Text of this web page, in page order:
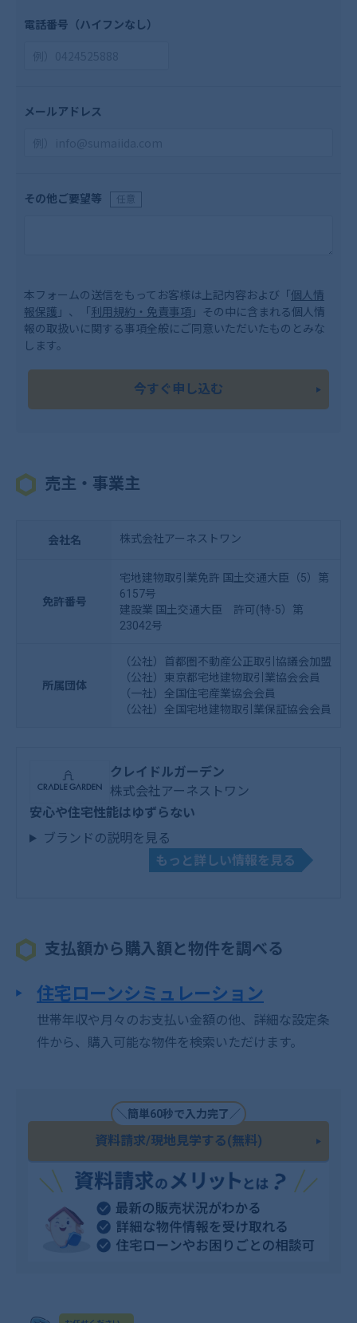
電話番号 （ハイフンなし）
メールアドレス
その他ご要望等 任意
本フォームの送信をもってお客様は上記内容および「 個人情
報保護 」、「 利用規約・免責事項 」その中に含まれる個人情
報の取扱いに関する事項全般にご同意いただいたものとみな
します。
今すぐ申し込む
売主・事業主
会社名 株式会社アーネストワン
免許番号
宅地建物取引業免許 国土交通大臣（5）第
6157号
建設業 国土交通大臣 許可(特-5）第
23042号
所属団体
（公社）首都圏不動産公正取引協議会加盟
（公社）東京都宅地建物取引業協会会員
（一社）全国住宅産業協会会員
（公社）全国宅地建物取引業保証協会会員
クレイドルガーデン
株式会社アーネストワン
安心や住宅性能はゆずらない
ブランドの説明を見る
もっと詳しい情報を見る
支払額から購入額と物件を調べる
住宅ローンシミュレーション
世帯年収や月々のお支払い金額の他、詳細な設定条
件から、購入可能な物件を検索いただけます。
＼簡単60秒で入力完了／
資料請求/現地見学する(無料)